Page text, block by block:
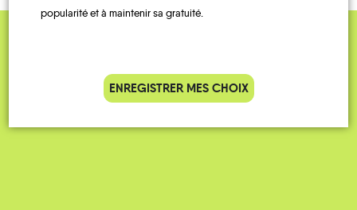
QUELQUES
Témoignages
popularité et à maintenir sa gratuité.
ENREGISTRER MES CHOIX